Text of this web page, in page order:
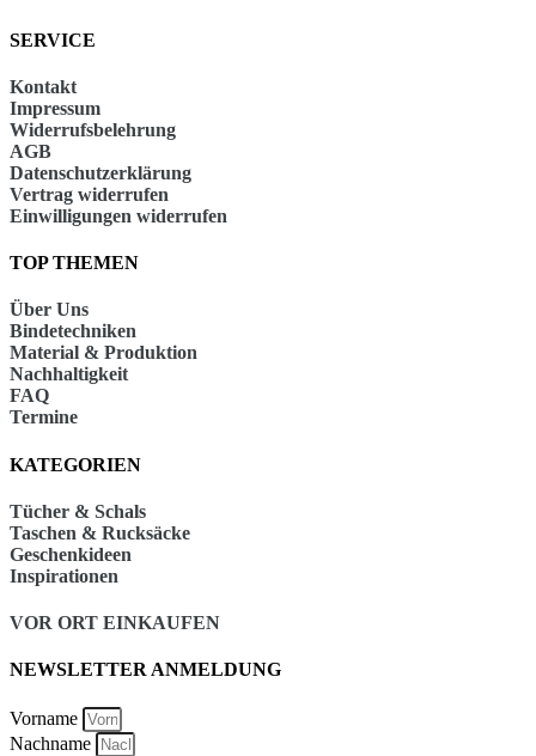
SERVICE
Kontakt
Impressum
Widerrufsbelehrung
AGB
Datenschutzerklärung
Vertrag widerrufen
Einwilligungen widerrufen
TOP THEMEN
Über Uns
Bindetechniken
Material & Produktion
Nachhaltigkeit
FAQ
Termine
KATEGORIEN
Tücher & Schals
Taschen & Rucksäcke
Geschenkideen
Inspirationen
VOR ORT EINKAUFEN
NEWSLETTER ANMELDUNG
Vorname
Nachname